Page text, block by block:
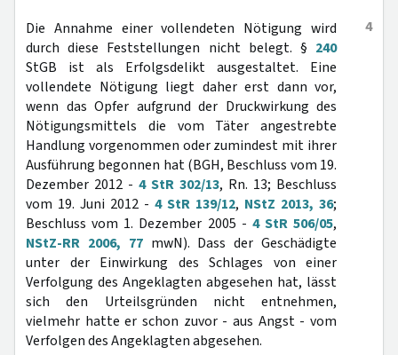
4
Die Annahme einer vollendeten Nötigung wird
durch diese Feststellungen nicht belegt. § 240
StGB ist als Erfolgsdelikt ausgestaltet. Eine
vollendete Nötigung liegt daher erst dann vor,
wenn das Opfer aufgrund der Druckwirkung des
Nötigungsmittels die vom Täter angestrebte
Handlung vorgenommen oder zumindest mit ihrer
Ausführung begonnen hat (BGH, Beschluss vom 19.
Dezember 2012 - 4 StR 302/13, Rn. 13; Beschluss
vom 19. Juni 2012 - 4 StR 139/12, NStZ 2013, 36;
Beschluss vom 1. Dezember 2005 - 4 StR 506/05,
NStZ-RR 2006, 77mwN). Dass der Geschädigte
unter der Einwirkung des Schlages von einer
Verfolgung des Angeklagten abgesehen hat, lässt
sich den Urteilsgründen nicht entnehmen,
vielmehr hatte er schon zuvor - aus Angst - vom
Verfolgen des Angeklagten abgesehen.